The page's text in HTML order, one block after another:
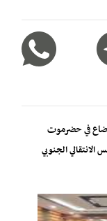
في حضرموت
الجنوبي